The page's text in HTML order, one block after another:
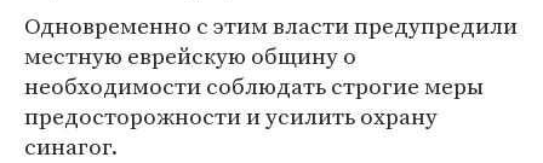
Одновременно с этим власти предупредили
местную еврейскую общину о
необходимости соблюдать строгие меры
предосторожности и усилить охрану
синагог.